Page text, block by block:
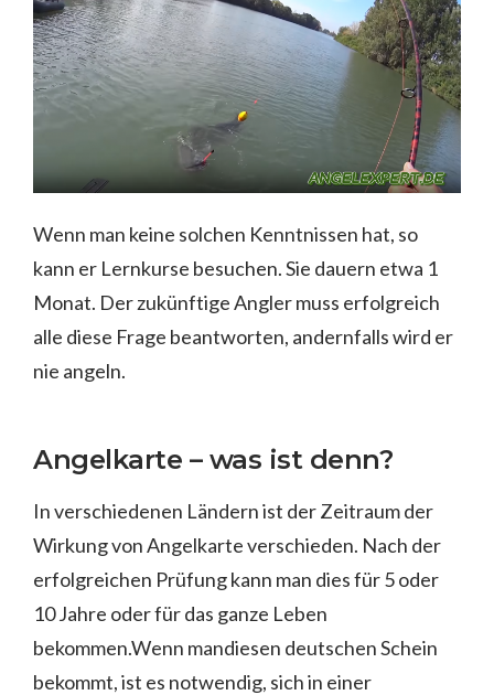
Wenn man keine solchen Kenntnissen hat, so
kann er Lernkurse besuchen. Sie dauern etwa 1
Monat. Der zukünftige Angler muss erfolgreich
alle diese Frage beantworten, andernfalls wird er
nie angeln.
Angelkarte – was ist denn?
In verschiedenen Ländern ist der Zeitraum der
Wirkung von Angelkarte verschieden. Nach der
erfolgreichen Prüfung kann man dies für 5 oder
10 Jahre oder für das ganze Leben
bekommen.Wenn mandiesen deutschen Schein
bekommt, ist es notwendig, sich in einer